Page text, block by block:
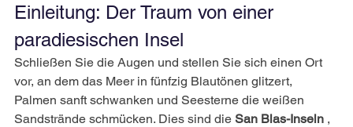
Einleitung: Der Traum von einer
paradiesischen Insel
Schließen Sie die Augen und stellen Sie sich einen Ort
vor, an dem das Meer in fünfzig Blautönen glitzert,
Palmen sanft schwanken und Seesterne die weißen
Sandstrände schmücken. Dies sind die San Blas-Inseln ,